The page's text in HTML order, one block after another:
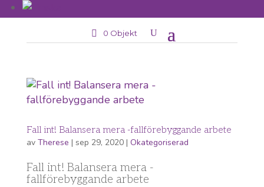
0 Objekt
Fall int! Balansera mera -fallförebyggande arbete
av Therese | sep 29, 2020| Okategoriserad
Fall int! Balansera mera -
fallförebyggande arbete